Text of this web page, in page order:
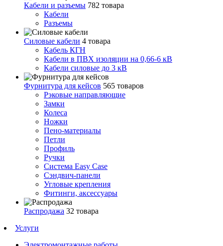
Кабели и разъемы 782 товара
Кабели
Разъемы
Силовые кабели 4 товара
Кабель КГН
Кабели в ПВХ изоляции на 0,66-6 кВ
Кабели силовые до 3 кВ
Фурнитура для кейсов 565 товаров
Рэковые направляющие
Замки
Колеса
Ножки
Пено-материалы
Петли
Профиль
Ручки
Система Easy Case
Сэндвич-панели
Угловые крепления
Фитинги, аксессуары
Распродажа 32 товара
Услуги